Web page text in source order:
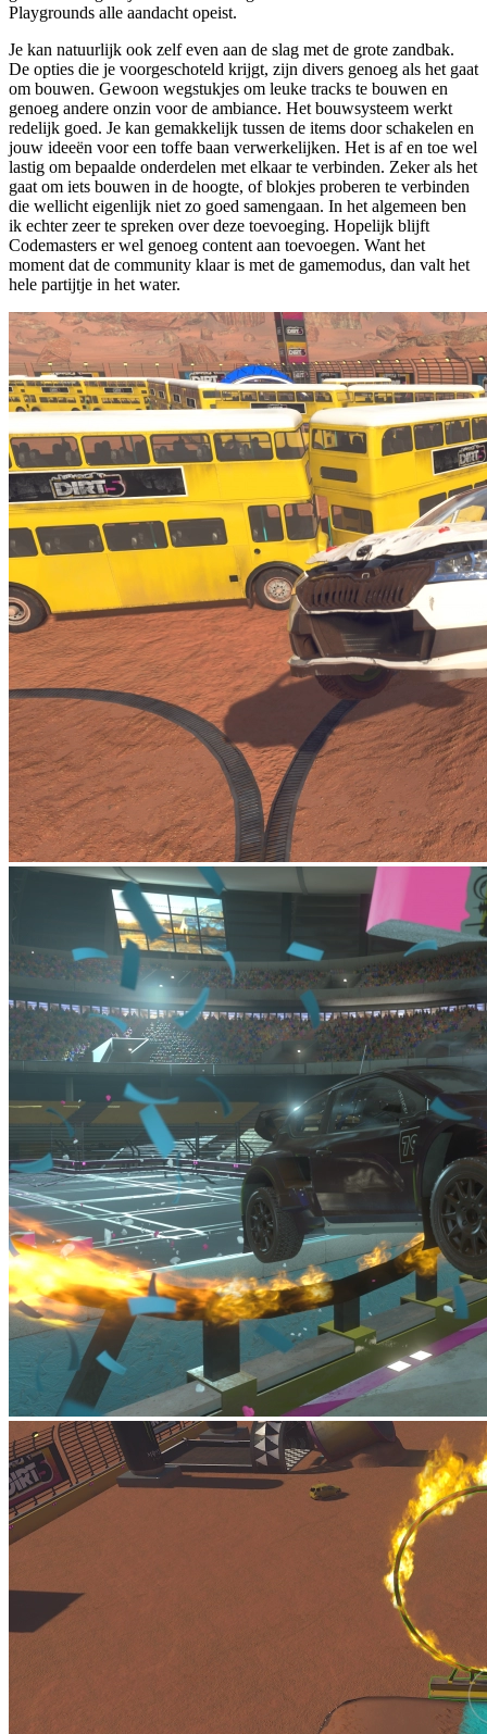
Playgrounds alle aandacht opeist.
Je kan natuurlijk ook zelf even aan de slag met de grote zandbak.
De opties die je voorgeschoteld krijgt, zijn divers genoeg als het gaat
om bouwen. Gewoon wegstukjes om leuke tracks te bouwen en
genoeg andere onzin voor de ambiance. Het bouwsysteem werkt
redelijk goed. Je kan gemakkelijk tussen de items door schakelen en
jouw ideeën voor een toffe baan verwerkelijken. Het is af en toe wel
lastig om bepaalde onderdelen met elkaar te verbinden. Zeker als het
gaat om iets bouwen in de hoogte, of blokjes proberen te verbinden
die wellicht eigenlijk niet zo goed samengaan. In het algemeen ben
ik echter zeer te spreken over deze toevoeging. Hopelijk blijft
Codemasters er wel genoeg content aan toevoegen. Want het
moment dat de community klaar is met de gamemodus, dan valt het
hele partijtje in het water.